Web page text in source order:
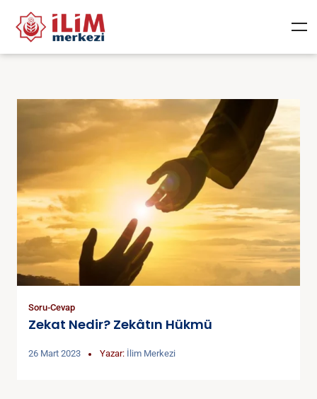
Soru-Cevap
Zekat Nedir? Zekâtın Hükmü
26 Mart 2023 Yazar: İlim Merkezi